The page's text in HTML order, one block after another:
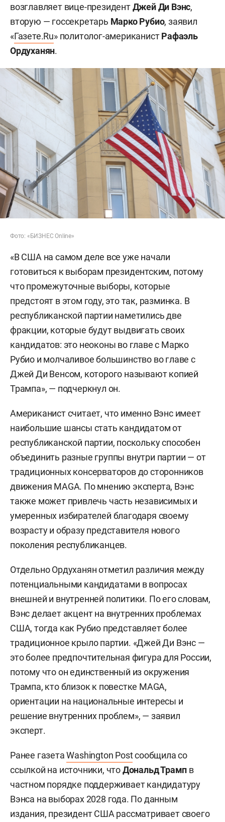
возглавляет вице-президентДжей Ди Вэнс,
вторую — госсекретарь Марко Рубио, заявил
«Газете.Ru» политолог-американистРафаэль
Ордуханян.
Фото: «БИЗНЕС Online»
«В США на самом деле все уже начали
готовиться к выборам президентским, потому
что промежуточные выборы, которые
предстоят в этом году, это так, разминка. В
республиканской партии наметились две
фракции, которые будут выдвигать своих
кандидатов: это неоконы во главе с Марко
Рубио и молчаливое большинство во главе с
Джей Ди Венсом, которого называют копией
Трампа», — подчеркнул он.
Американист считает, что именно Вэнс имеет
наибольшие шансы стать кандидатом от
республиканской партии, поскольку способен
объединить разные группы внутри партии — от
традиционных консерваторов до сторонников
движения MAGA. По мнению эксперта, Вэнс
также может привлечь часть независимых и
умеренных избирателей благодаря своему
возрасту и образу представителя нового
поколения республиканцев.
Отдельно Ордуханян отметил различия между
потенциальными кандидатами в вопросах
внешней и внутренней политики. По его словам,
Вэнс делает акцент на внутренних проблемах
США, тогда как Рубио представляет более
традиционное крыло партии. «Джей Ди Вэнс —
это более предпочтительная фигура для России,
потому что он единственный из окружения
Трампа, кто близок к повестке MAGA,
ориентации на национальные интересы и
решение внутренних проблем», — заявил
эксперт.
Ранее газетаWashington Postсообщила со
ссылкой на источники, чтоДональд Трамп в
частном порядке поддерживает кандидатуру
Вэнса на выборах 2028 года. По данным
издания, президент США рассматривает своего